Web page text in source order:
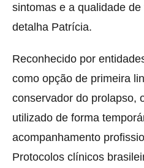
sintomas e a qualidade de
detalha Patrícia.
Reconhecido por
como opção de primeira
conservador do prolapso,
utilizado de forma
acompanhamento
Protocolos clínicos